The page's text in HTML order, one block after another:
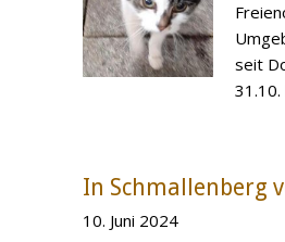
seit
In Schmallenberg
10. Juni 2024